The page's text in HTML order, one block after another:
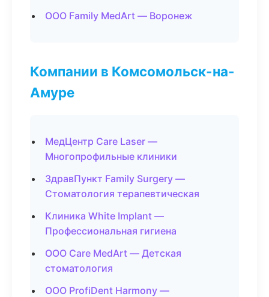
ООО Family MedArt — Воронеж
Компании в Комсомольск-на-
Амуре
МедЦентр Care Laser —
Многопрофильные клиники
ЗдравПункт Family Surgery —
Стоматология терапевтическая
Клиника White Implant —
Профессиональная гигиена
ООО Care MedArt — Детская
стоматология
ООО ProfiDent Harmony —